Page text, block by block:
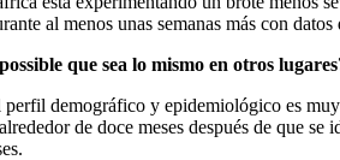
al menos unas semanas más con datos
que sea lo mismo en otros
demográfico y epidemiológico es
de doce meses después de que